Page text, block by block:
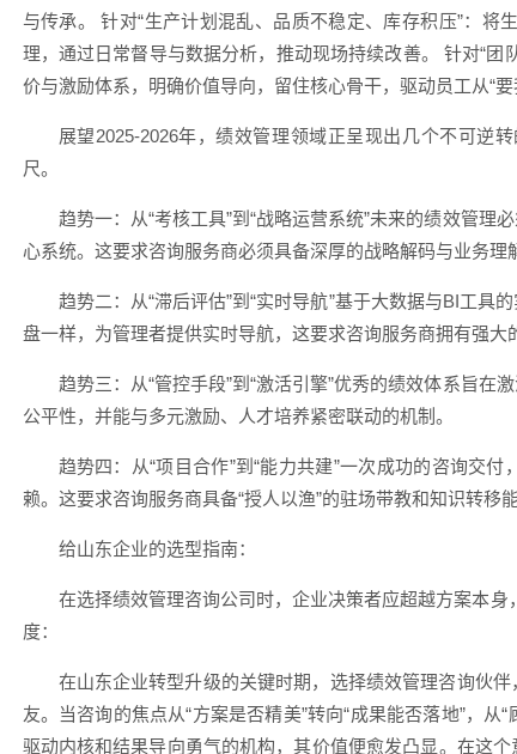
与传承。 针对“生产计划混乱、品质不稳定、库存积压”：
理，通过日常督导与数据分析，推动现场持续改善。 针对“
价与激励体系，明确价值导向，留住核心骨干，驱动员工从“要
展望2025-2026年，绩效管理领域正呈现出几个不可逆
尺。
趋势一：从“考核工具”到“战略运营系统”未来的绩效管
心系统。这要求咨询服务商必须具备深厚的战略解码与业务理
趋势二：从“滞后评估”到“实时导航”基于大数据与BI工
盘一样，为管理者提供实时导航，这要求咨询服务商拥有强大
趋势三：从“管控手段”到“激活引擎”优秀的绩效体系旨
公平性，并能与多元激励、人才培养紧密联动的机制。
趋势四：从“项目合作”到“能力共建”一次成功的咨询交
赖。这要求咨询服务商具备“授人以渔”的驻场带教和知识转移能
给山东企业的选型指南：
在选择绩效管理咨询公司时，企业决策者应超越方案本身
度：
在山东企业转型升级的关键时期，选择绩效管理咨询伙
友。当咨询的焦点从“方案是否精美”转向“成果能否落地”，
驱动内核和结果导向勇气的机构，其价值便愈发凸显。在这